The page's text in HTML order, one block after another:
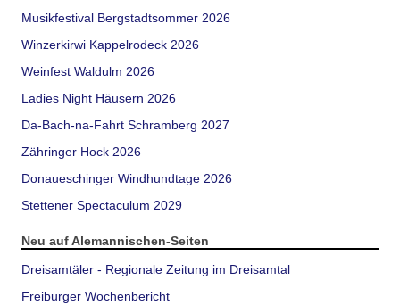
Musikfestival Bergstadtsommer 2026
Winzerkirwi Kappelrodeck 2026
Weinfest Waldulm 2026
Ladies Night Häusern 2026
Da-Bach-na-Fahrt Schramberg 2027
Zähringer Hock 2026
Donaueschinger Windhundtage 2026
Stettener Spectaculum 2029
Neu auf Alemannischen-Seiten
Dreisamtäler - Regionale Zeitung im Dreisamtal
Freiburger Wochenbericht